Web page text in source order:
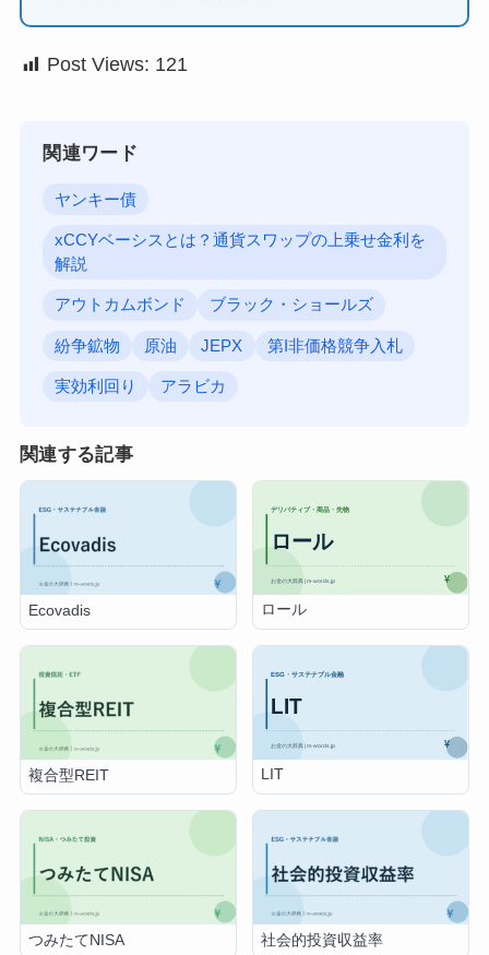
Post Views: 121
関連ワード
ヤンキー債
xCCYベーシスとは？通貨スワップの上乗せ金利を
解説
アウトカムボンド ブラック・ショールズ
紛争鉱物 原油 JEPX 第I非価格競争入札
実効利回り アラビカ
関連する記事
Ecovadis ロール
複合型REIT LIT
つみたてNISA 社会的投資収益率